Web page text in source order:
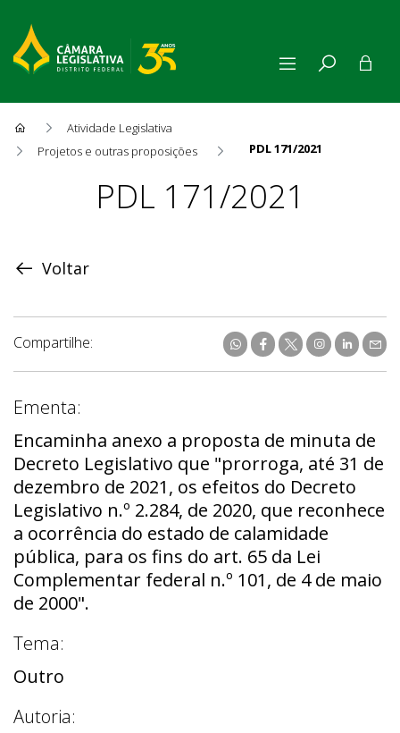
Atividade Legislativa
Projetos e outras proposições
PDL 171/2021
ProposiçãoPDL 171/2021
Voltar
Compartilhe:
Ementa:
Encaminha anexo a proposta de minuta de
Decreto Legislativo que "prorroga, até 31 de
dezembro de 2021, os efeitos do Decreto
Legislativo n.º 2.284, de 2020, que reconhece
a ocorrência do estado de calamidade
pública, para os fins do art. 65 da Lei
Complementar federal n.º 101, de 4 de maio
de 2000".
Tema:
Outro
Autoria: